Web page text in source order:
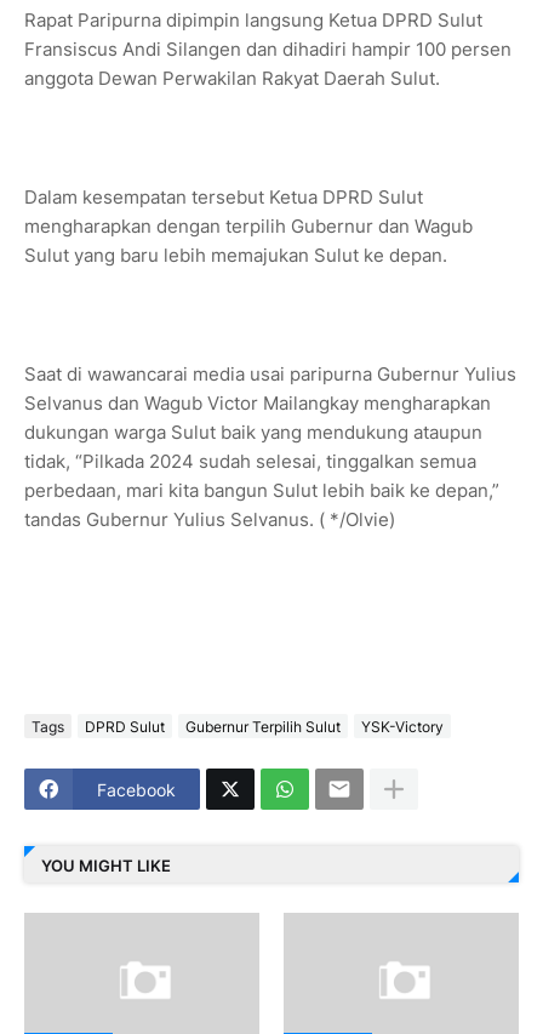
Rapat Paripurna dipimpin langsung Ketua DPRD Sulut
Fransiscus Andi Silangen dan dihadiri hampir 100 persen
anggota Dewan Perwakilan Rakyat Daerah Sulut.
Dalam kesempatan tersebut Ketua DPRD Sulut
mengharapkan dengan terpilih Gubernur dan Wagub
Sulut yang baru lebih memajukan Sulut ke depan.
Saat di wawancarai media usai paripurna Gubernur Yulius
Selvanus dan Wagub Victor Mailangkay mengharapkan
dukungan warga Sulut baik yang mendukung ataupun
tidak, “Pilkada 2024 sudah selesai, tinggalkan semua
perbedaan, mari kita bangun Sulut lebih baik ke depan,”
tandas Gubernur Yulius Selvanus. ( */Olvie)
Tags DPRD Sulut Gubernur Terpilih Sulut YSK-Victory
Facebook
YOU MIGHT LIKE